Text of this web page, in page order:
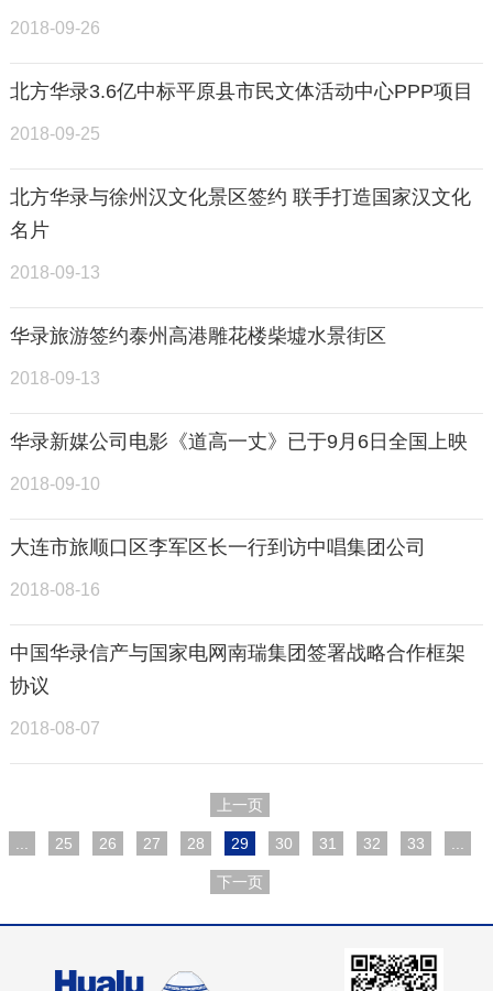
2018-09-26
北方华录3.6亿中标平原县市民文体活动中心PPP项目
2018-09-25
北方华录与徐州汉文化景区签约 联手打造国家汉文化
名片
2018-09-13
华录旅游签约泰州高港雕花楼柴墟水景街区
2018-09-13
华录新媒公司电影《道高一丈》已于9月6日全国上映
2018-09-10
大连市旅顺口区李军区长一行到访中唱集团公司
2018-08-16
中国华录信产与国家电网南瑞集团签署战略合作框架
协议
2018-08-07
上一页
25 26 27 28 29 30 31 32 33
下一页